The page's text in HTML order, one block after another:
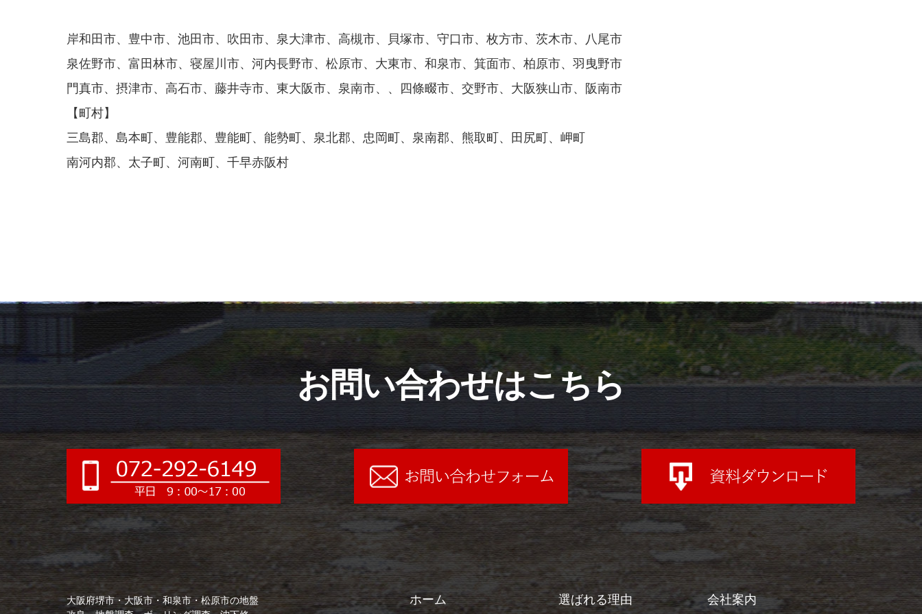
岸和田市、豊中市、池田市、吹田市、泉大津市、高槻市、貝塚市、守口市、枚方市、茨木市、八尾市
泉佐野市、富田林市、寝屋川市、河内長野市、松原市、大東市、和泉市、箕面市、柏原市、羽曳野市
門真市、摂津市、高石市、藤井寺市、東大阪市、泉南市、、四條畷市、交野市、大阪狭山市、阪南市
【町村】
三島郡、島本町、豊能郡、豊能町、能勢町、泉北郡、忠岡町、泉南郡、熊取町、田尻町、岬町
南河内郡、太子町、河南町、千早赤阪村
お問い合わせはこちら
大阪府堺市・大阪市・和泉市・松原市の地盤
ホーム 選ばれる理由 会社案内